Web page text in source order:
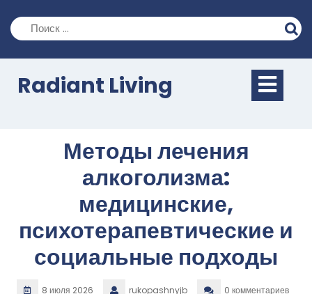
содержимому
Radiant Living
Методы лечения
алкоголизма:
медицинские,
психотерапевтические и
социальные подходы
8 июля 2026 rukopashnyjb 0 комментариев